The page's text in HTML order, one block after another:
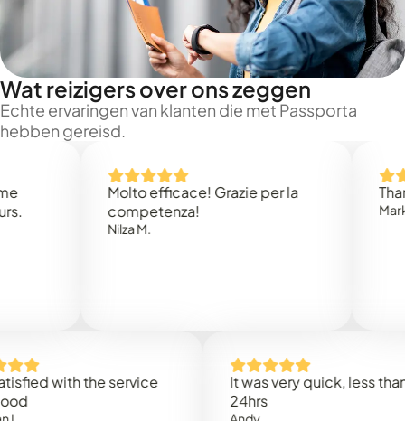
Wat reizigers over ons zeggen
Echte ervaringen van klanten die met Passporta
hebben gereisd.
Molto efficace! Grazie per la
competenza!
Nilza M.
Thank
Mark N.
with the service
It was very quick, less than